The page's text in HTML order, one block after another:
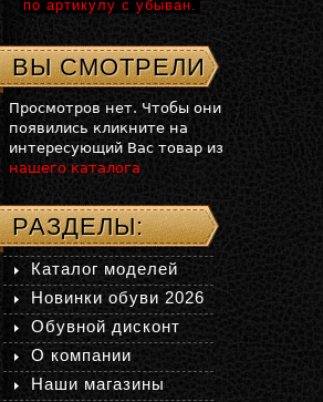
по артикулу с убыван.
ВЫ СМОТРЕЛИ
Просмотров нет. Чтобы они
появились кликните на
интересующий Вас товар из
нашего каталога
РАЗДЕЛЫ:
Каталог моделей
Новинки обуви 2026
Обувной дисконт
О компании
Наши магазины